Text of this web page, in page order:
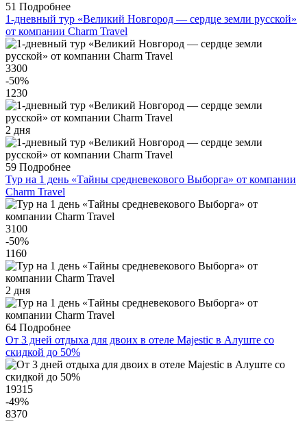
51 Подробнее
1-дневный тур «Великий Новгород — сердце земли русской»
от компании Charm Travel
3300
-50%
1230
2 дня
59 Подробнее
Тур на 1 день «Тайны средневекового Выборга» от компании
Charm Travel
3100
-50%
1160
2 дня
64 Подробнее
От 3 дней отдыха для двоих в отеле Majestic в Алуште со
скидкой до 50%
19315
-49%
8370